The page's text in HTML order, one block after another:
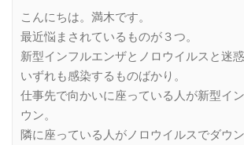
こんにちは。満木です。
最近悩まされているものが３つ。
新型インフルエンザとノロウイルスと迷惑
いずれも感染するものばかり。
仕事先で向かいに座っている人が新型イ
ウン。
隣に座っている人がノロウイルスでダウン